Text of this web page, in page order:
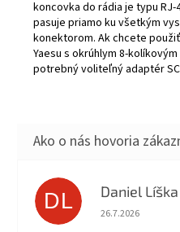
koncovka do rádia je typu
pasuje priamo ku všetkým
konektorom. Ak chcete
Yaesu s okrúhlym 8-
potrebný voliteľný adaptér
DL Daniel Líška
Hodnotenie
26.7.2026